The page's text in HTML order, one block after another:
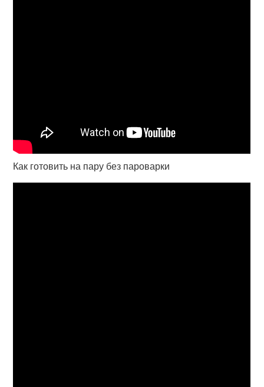
Как готовить на пару без пароварки